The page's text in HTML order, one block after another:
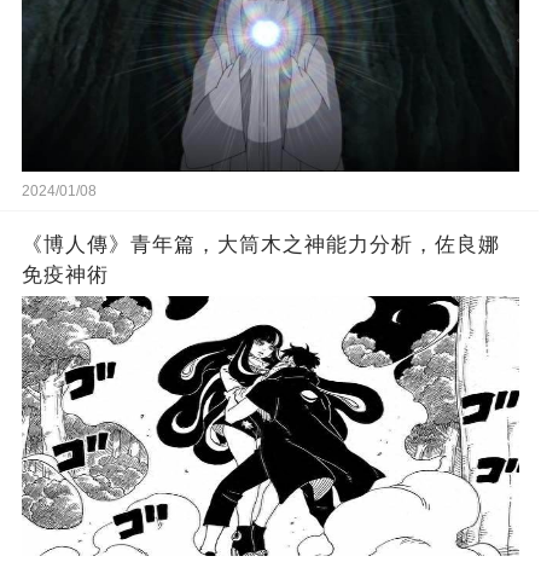
2024/01/08
《博人傳》青年篇，大筒木之神能力分析，佐良娜
免疫神術